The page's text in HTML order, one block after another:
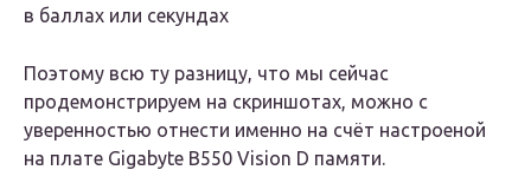
в баллах или секундах
Поэтому всю ту разницу, что мы сейчас
продемонстрируем на скриншотах, можно с
уверенностью отнести именно на счёт настроеной
на плате Gigabyte B550 Vision D памяти.